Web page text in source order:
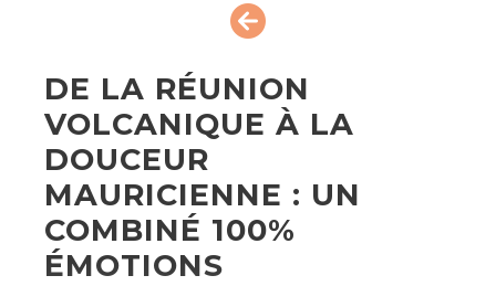
DE LA RÉUNION
VOLCANIQUE À LA
DOUCEUR
MAURICIENNE : UN
COMBINÉ 100%
ÉMOTIONS